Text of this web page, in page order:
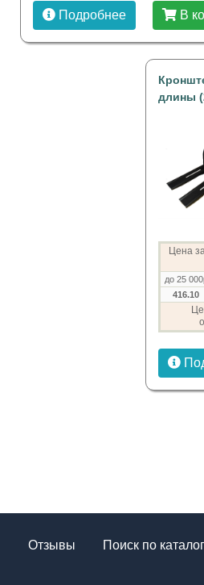
Подробнее В
длины
Цена
до 25
416.10
Отзывы Поиск по